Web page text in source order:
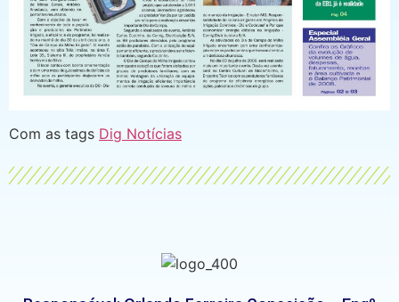
Com as tags Dig Notícias